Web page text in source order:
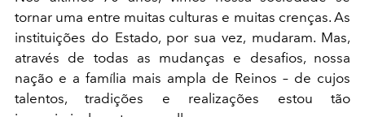
tornar uma entre muitas culturas e muitas crenças. As
instituições do Estado, por sua vez, mudaram. Mas,
através de todas as mudanças e desafios, nossa
nação e a família mais ampla de Reinos – de cujos
talentos, tradições e realizações estou tão